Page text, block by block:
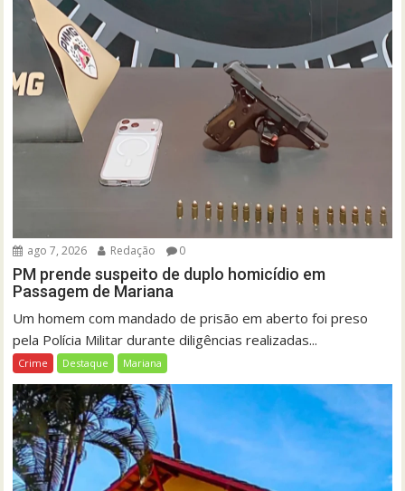
ago 7, 2026 Redação 0
PM prende suspeito de duplo homicídio em
Passagem de Mariana
Um homem com mandado de prisão em aberto foi preso
pela Polícia Militar durante diligências realizadas...
Crime Destaque Mariana